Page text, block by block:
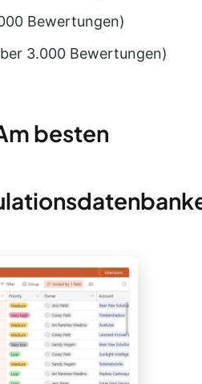
Bewertungen)
3.000 Bewertungen)
besten